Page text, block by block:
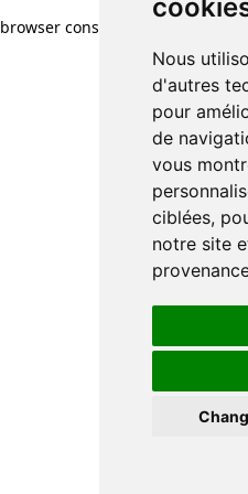
Nous
d'autres
pour
de
vous
ciblées,
notre site
browser console for more